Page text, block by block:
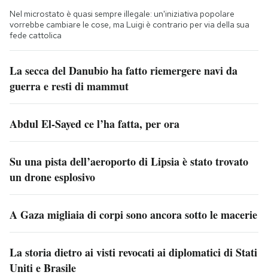
Nel microstato è quasi sempre illegale: un'iniziativa popolare
vorrebbe cambiare le cose, ma Luigi è contrario per via della sua
fede cattolica
La secca del Danubio ha fatto riemergere navi da
guerra e resti di mammut
Abdul El-Sayed ce l’ha fatta, per ora
Su una pista dell’aeroporto di Lipsia è stato trovato
un drone esplosivo
A Gaza migliaia di corpi sono ancora sotto le macerie
La storia dietro ai visti revocati ai diplomatici di Stati
Uniti e Brasile